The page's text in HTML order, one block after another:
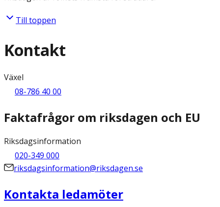
Till toppen
Kontakt
Växel
08-786 40 00
Faktafrågor om riksdagen och EU
Riksdagsinformation
020-349 000
riksdagsinformation@riksdagen.se
Kontakta ledamöter